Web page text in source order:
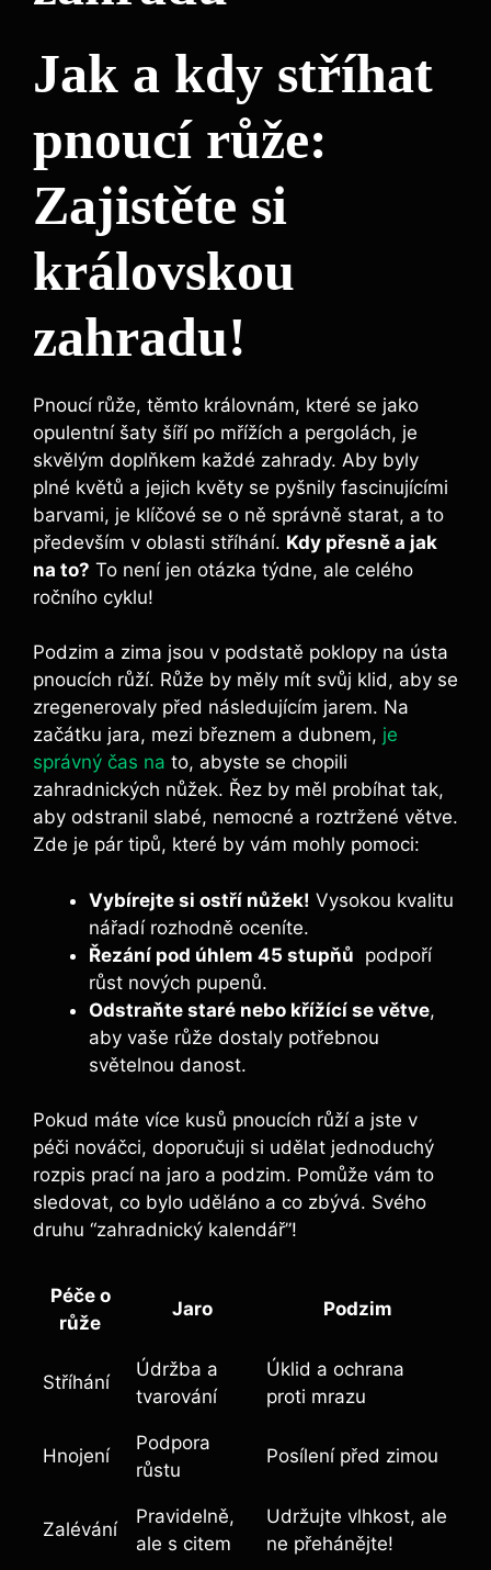
Jak a kdy stříhat⁤
pnoucí růže:
Zajistěte si
královskou
zahradu!
Pnoucí růže, těmto královnám, které⁣ se jako
opulentní‍ šaty šíří po mřížích a pergolách,‍ je
skvělým doplňkem každé ​zahrady. Aby⁢ byly
plné květů a ​jejich květy se pyšnily⁢ fascinujícími
barvami, je ‌klíčové se o ně správně‌ starat, a to⁣
především v oblasti stříhání. Kdy přesně a jak
na to? To⁢ není jen otázka týdne, ale celého
ročního cyklu!
Podzim a zima jsou v podstatě poklopy na ústa
pnoucích růží. Růže ⁣by měly mít svůj ⁢klid, aby se⁣
zregenerovaly před následujícím‍ jarem. ⁤Na ​
začátku jara, ​mezi⁢ březnem​ a dubnem, je
správný čas na ⁣ to, abyste se chopili
zahradnických ⁤nůžek.‌ Řez by měl‍ probíhat​ tak,
aby odstranil slabé, ⁣nemocné a ‌roztržené větve.
Zde je pár‍ tipů,⁤ které by vám mohly pomoci:
Vybírejte ‌si ostří nůžek! Vysokou ‍kvalitu⁢
nářadí rozhodně ⁤oceníte.
Řezání pod‌ úhlem ​45 stupňů ⁣ podpoří
růst nových pupenů.
Odstraňte ‌staré nebo křížící se větve,
aby vaše růže dostaly potřebnou
světelnou danost.
Pokud ⁤máte​ více ‌kusů pnoucích růží a jste v
⁤péči⁢ nováčci, doporučuji si ⁤udělat⁢ jednoduchý
rozpis prací na ​jaro ⁣a podzim. Pomůže vám to
sledovat, co bylo uděláno a co zbývá. Svého
druhu “zahradnický kalendář”!
Péče o
růže
Jaro Podzim
Stříhání
Údržba a
‌tvarování
Úklid a ochrana
proti mrazu
Hnojení
Podpora
růstu
Posílení před zimou
Zalévání
Pravidelně,
ale s citem
Udržujte vlhkost, ale
ne přehánějte!